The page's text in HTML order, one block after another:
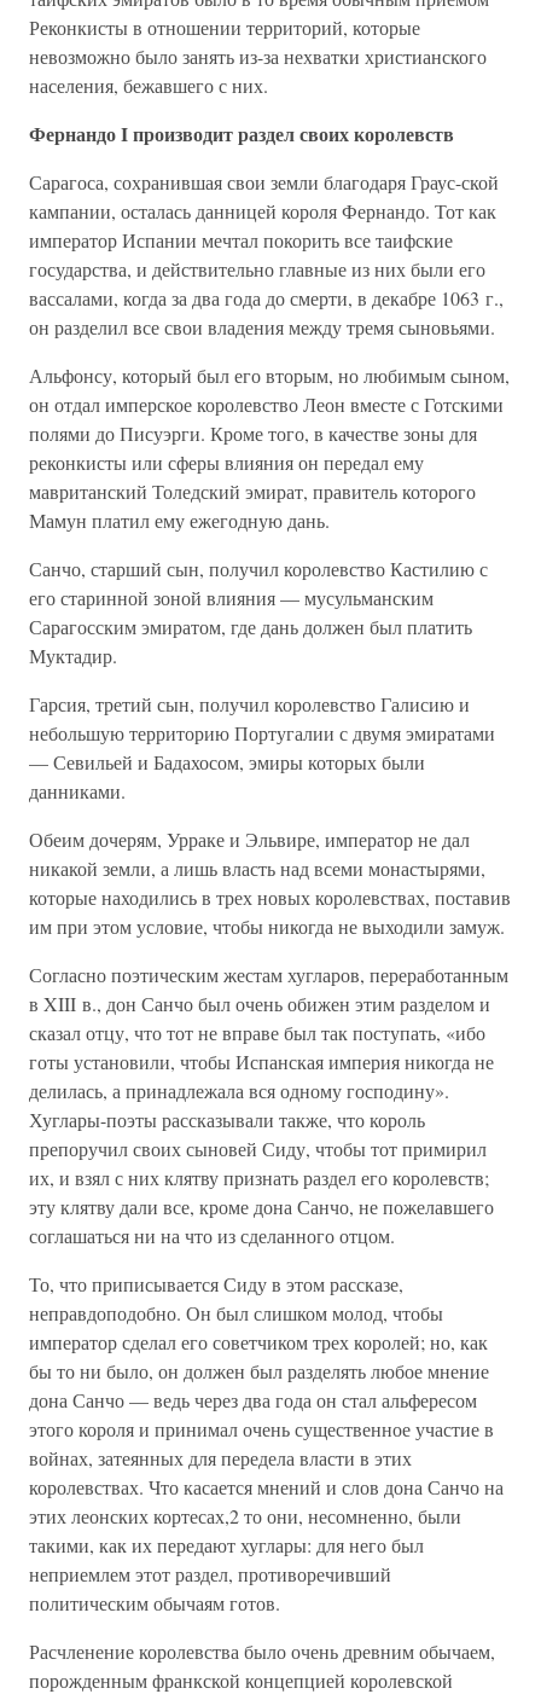
Реконкисты в отношении территорий, которые
невозможно было занять из-за нехватки христианского
населения, бежавшего с них.
Фернандо I производит раздел своих королевств
Сарагоса, сохранившая свои земли благодаря Граус-ской
кампании, осталась данницей короля Фернандо. Тот как
император Испании мечтал покорить все таифские
государства, и действительно главные из них были его
вассалами, когда за два года до смерти, в декабре 1063 г.,
он разделил все свои владения между тремя сыновьями.
Альфонсу, который был его вторым, но любимым сыном,
он отдал имперское королевство Леон вместе с Готскими
полями до Писуэрги. Кроме того, в качестве зоны для
реконкисты или сферы влияния он передал ему
мавританский Толедский эмират, правитель которого
Мамун платил ему ежегодную дань.
Санчо, старший сын, получил королевство Кастилию с
его старинной зоной влияния — мусульманским
Сарагосским эмиратом, где дань должен был платить
Муктадир.
Гарсия, третий сын, получил королевство Галисию и
небольшую территорию Португалии с двумя эмиратами
— Севильей и Бадахосом, эмиры которых были
данниками.
Обеим дочерям, Урраке и Эльвире, император не дал
никакой земли, а лишь власть над всеми монастырями,
которые находились в трех новых королевствах, поставив
им при этом условие, чтобы никогда не выходили замуж.
Согласно поэтическим жестам хугларов, переработанным
в XIII в., дон Санчо был очень обижен этим разделом и
сказал отцу, что тот не вправе был так поступать, «ибо
готы установили, чтобы Испанская империя никогда не
делилась, а принадлежала вся одному господину».
Хуглары-поэты рассказывали также, что король
препоручил своих сыновей Сиду, чтобы тот примирил
их, и взял с них клятву признать раздел его королевств;
эту клятву дали все, кроме дона Санчо, не пожелавшего
соглашаться ни на что из сделанного отцом.
То, что приписывается Сиду в этом рассказе,
неправдоподобно. Он был слишком молод, чтобы
император сделал его советчиком трех королей; но, как
бы то ни было, он должен был разделять любое мнение
дона Санчо — ведь через два года он стал альфересом
этого короля и принимал очень существенное участие в
войнах, затеянных для передела власти в этих
королевствах. Что касается мнений и слов дона Санчо на
этих леонских кортесах,2 то они, несомненно, были
такими, как их передают хуглары: для него был
неприемлем этот раздел, противоречивший
политическим обычаям готов.
Расчленение королевства было очень древним обычаем,
порожденным франкской концепцией королевской